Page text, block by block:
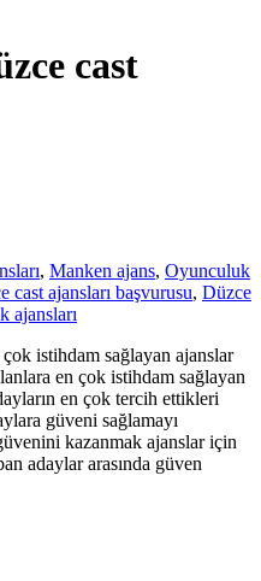
cast
, Manken ajans, Oyunculuk
cast ajansları başvurusu, Düzce
ajansları
istihdam sağlayan ajanslar
en çok istihdam sağlayan
en çok tercih ettikleri
güveni sağlamayı
kazanmak ajanslar için
adaylar arasında güven